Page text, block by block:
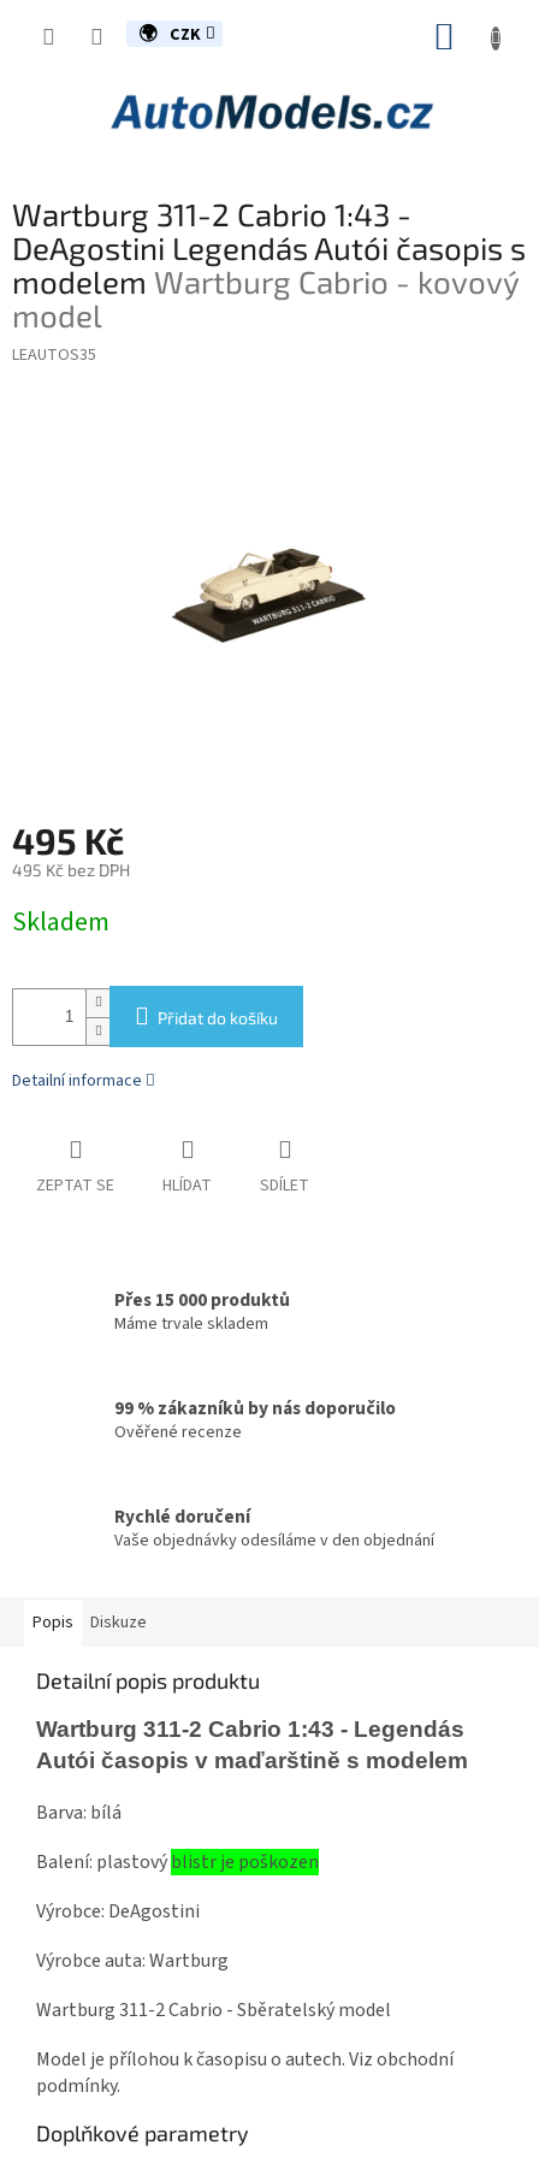
CZK
Wartburg 311-2 Cabrio 1:43 -
DeAgostini Legendás Autói časopis s
modelem Wartburg Cabrio - kovový
model
LEAUTOS35
495 Kč
495 Kč bez DPH
cena:
Skladem
Přidat do košíku
Detailní informace
ZEPTAT SE HLÍDAT SDÍLET
Přes 15 000 produktů
Máme trvale skladem
99 % zákazníků by nás doporučilo
Ověřené recenze
Rychlé doručení
Vaše objednávky odesíláme v den objednání
Popis Diskuze
Detailní popis produktu
Wartburg 311-2 Cabrio 1:43 - Legendás
Autói časopis v maďarštině s modelem
Barva: bílá
Balení: plastovýblistr je poškozen
Výrobce: DeAgostini
Výrobce auta: Wartburg
Wartburg 311-2 Cabrio - Sběratelský model
Model je přílohou k časopisu o autech. Viz obchodní
podmínky.
Doplňkové parametry